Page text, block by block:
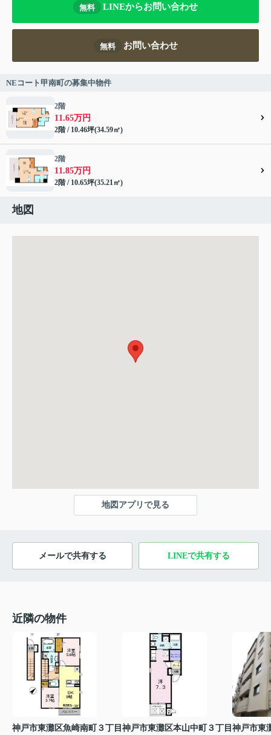
無料 LINEからお問い合わせ
無料 お問い合わせ
NEコート甲南町の募集中物件
2階
11.65万円
2階 / 10.46坪(34.59㎡)
2階
11.85万円
2階 / 10.65坪(35.21㎡)
地図
地図アプリで見る
メールで共有する LINEで共有する
近隣の物件
神戸市東灘区魚崎南町３丁目 神戸市東灘区本山中町３丁目 神戸市東